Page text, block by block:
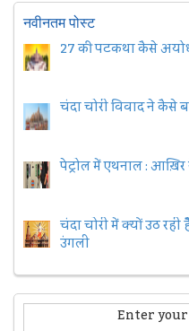
नवीनतम पोस्ट
27 की पटकथा कैसे
चंदा चोरी विवाद ने कैसे
पेट्रोल में एथनाल : आख़िर
चंदा चोरी में क्यों उठ
उंगली
Enter